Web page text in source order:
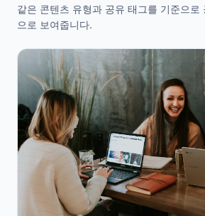
같은 콘텐츠 유형과 공유 태그를 기준으로
으로 보여줍니다.